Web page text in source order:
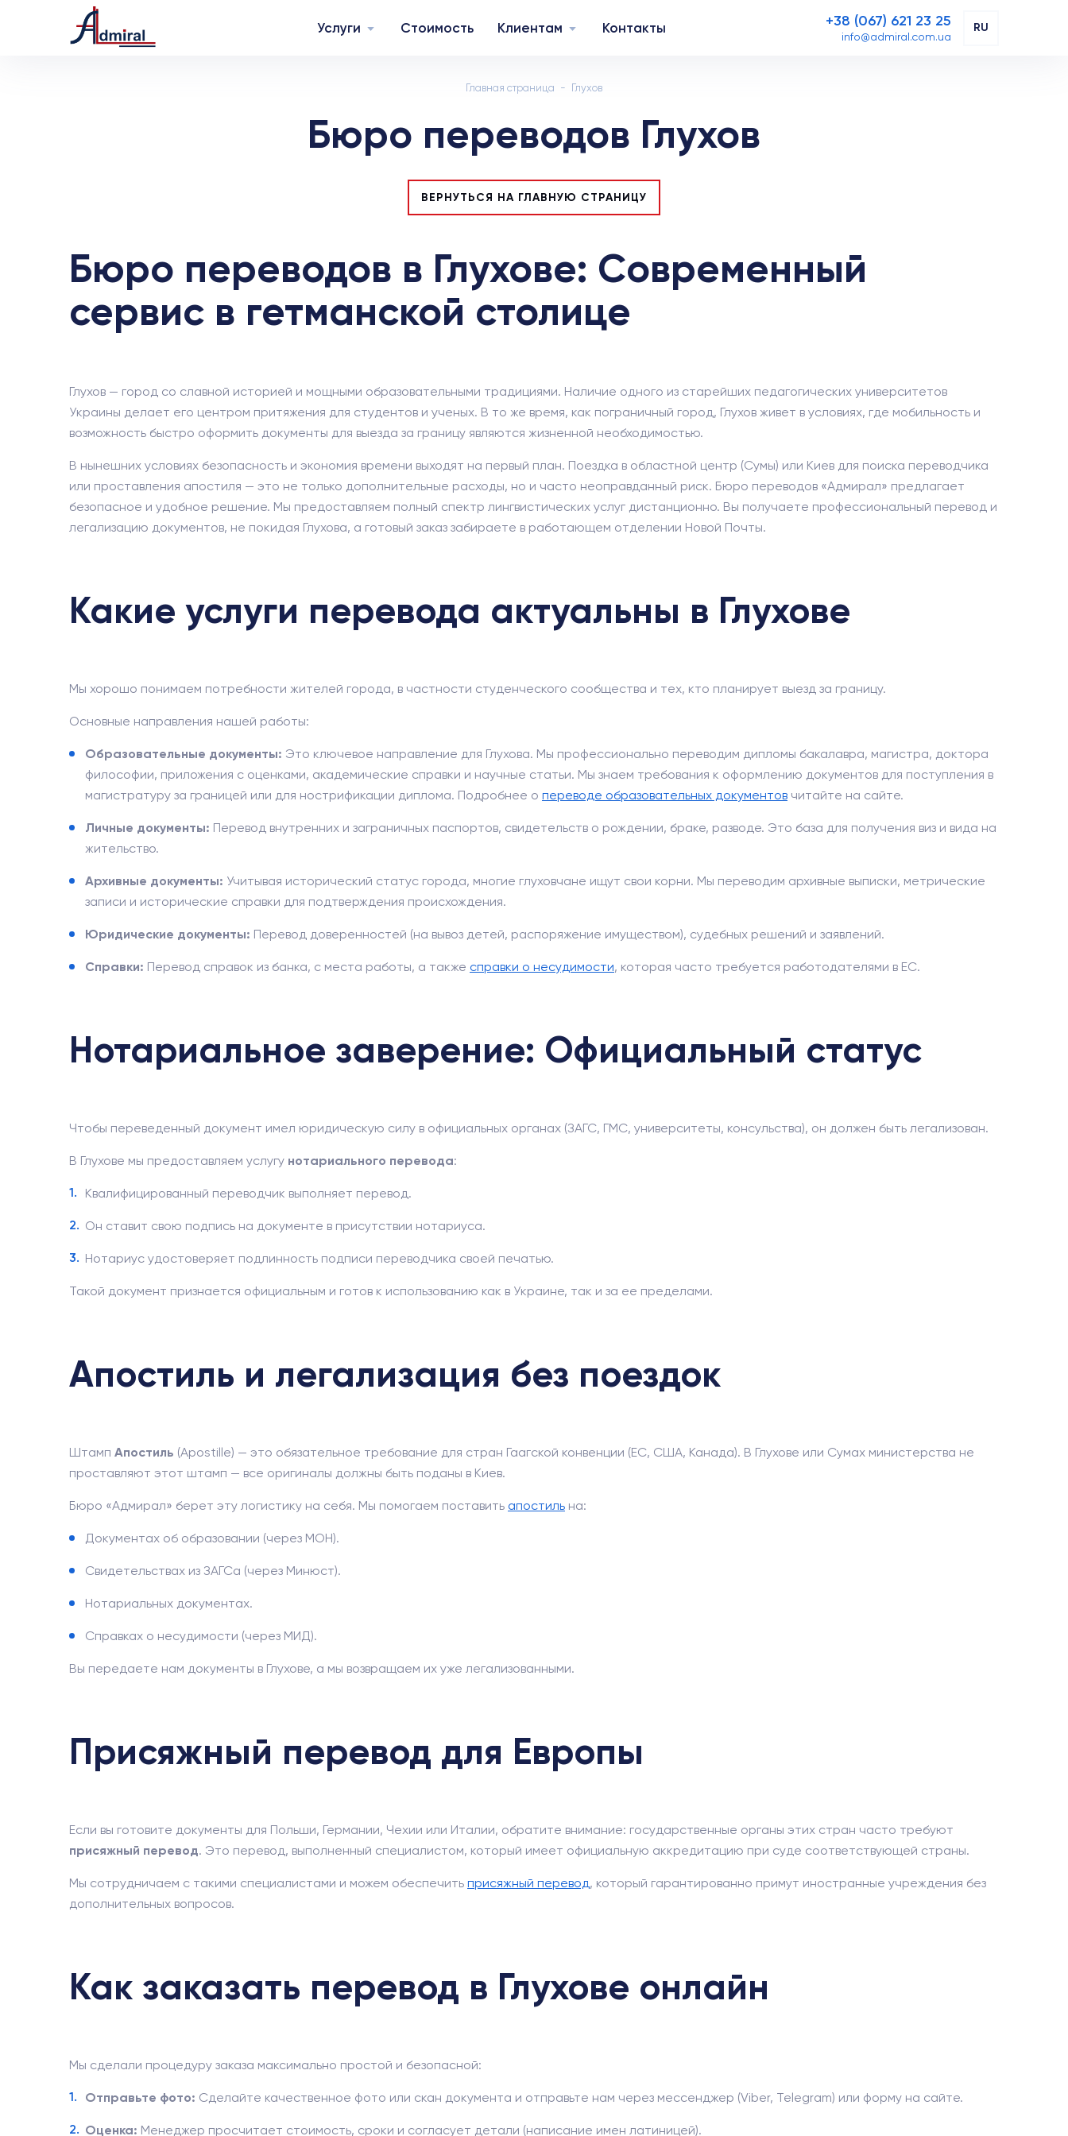
Услуги Стоимость Клиентам Контакты +38 (067) 621 23 25
info@admiral.com.ua
RU
Главная страница Глухов
Бюро переводов Глухов
ВЕРНУТЬСЯ НА ГЛАВНУЮ СТРАНИЦУ
Бюро переводов в Глухове: Современный
сервис в гетманской столице
Глухов — город со славной историей и мощными образовательными традициями. Наличие одного из старейших педагогических университетов
Украины делает его центром притяжения для студентов и ученых. В то же время, как пограничный город, Глухов живет в условиях, где мобильность и
возможность быстро оформить документы для выезда за границу являются жизненной необходимостью.
В нынешних условиях безопасность и экономия времени выходят на первый план. Поездка в областной центр (Сумы) или Киев для поиска переводчика
или проставления апостиля — это не только дополнительные расходы, но и часто неоправданный риск. Бюро переводов «Адмирал» предлагает
безопасное и удобное решение. Мы предоставляем полный спектр лингвистических услуг дистанционно. Вы получаете профессиональный перевод и
легализацию документов, не покидая Глухова, а готовый заказ забираете в работающем отделении Новой Почты.
Какие услуги перевода актуальны в Глухове
Мы хорошо понимаем потребности жителей города, в частности студенческого сообщества и тех, кто планирует выезд за границу.
Основные направления нашей работы:
Образовательные документы: Это ключевое направление для Глухова. Мы профессионально переводим дипломы бакалавра, магистра, доктора
философии, приложения с оценками, академические справки и научные статьи. Мы знаем требования к оформлению документов для поступления в
магистратуру за границей или для нострификации диплома. Подробнее о переводе образовательных документов читайте на сайте.
Личные документы: Перевод внутренних и заграничных паспортов, свидетельств о рождении, браке, разводе. Это база для получения виз и вида на
жительство.
Архивные документы: Учитывая исторический статус города, многие глуховчане ищут свои корни. Мы переводим архивные выписки, метрические
записи и исторические справки для подтверждения происхождения.
Юридические документы: Перевод доверенностей (на вывоз детей, распоряжение имуществом), судебных решений и заявлений.
Справки: Перевод справок из банка, с места работы, а также справки о несудимости, которая часто требуется работодателями в ЕС.
Нотариальное заверение: Официальный статус
Чтобы переведенный документ имел юридическую силу в официальных органах (ЗАГС, ГМС, университеты, консульства), он должен быть легализован.
В Глухове мы предоставляем услугу нотариального перевода:
Квалифицированный переводчик выполняет перевод.
Он ставит свою подпись на документе в присутствии нотариуса.
Нотариус удостоверяет подлинность подписи переводчика своей печатью.
Такой документ признается официальным и готов к использованию как в Украине, так и за ее пределами.
Апостиль и легализация без поездок
Штамп Апостиль (Apostille) — это обязательное требование для стран Гаагской конвенции (ЕС, США, Канада). В Глухове или Сумах министерства не
проставляют этот штамп — все оригиналы должны быть поданы в Киев.
Бюро «Адмирал» берет эту логистику на себя. Мы помогаем поставить апостиль на:
Документах об образовании (через МОН).
Свидетельствах из ЗАГСа (через Минюст).
Нотариальных документах.
Справках о несудимости (через МИД).
Вы передаете нам документы в Глухове, а мы возвращаем их уже легализованными.
Присяжный перевод для Европы
Если вы готовите документы для Польши, Германии, Чехии или Италии, обратите внимание: государственные органы этих стран часто требуют
присяжный перевод. Это перевод, выполненный специалистом, который имеет официальную аккредитацию при суде соответствующей страны.
Мы сотрудничаем с такими специалистами и можем обеспечить присяжный перевод, который гарантированно примут иностранные учреждения без
дополнительных вопросов.
Как заказать перевод в Глухове онлайн
Мы сделали процедуру заказа максимально простой и безопасной:
Отправьте фото: Сделайте качественное фото или скан документа и отправьте нам через мессенджер (Viber, Telegram) или форму на сайте.
Оценка: Менеджер просчитает стоимость, сроки и согласует детали (написание имен латиницей).